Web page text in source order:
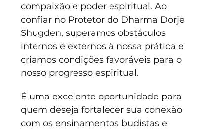
compaixão e poder espiritual. Ao
confiar no Protetor do Dharma Dorje
Shugden, superamos obstáculos
internos e externos à nossa prática e
criamos condições favoráveis para o
nosso progresso espiritual.
É uma excelente oportunidade para
quem deseja fortalecer sua conexão
com os ensinamentos budistas e